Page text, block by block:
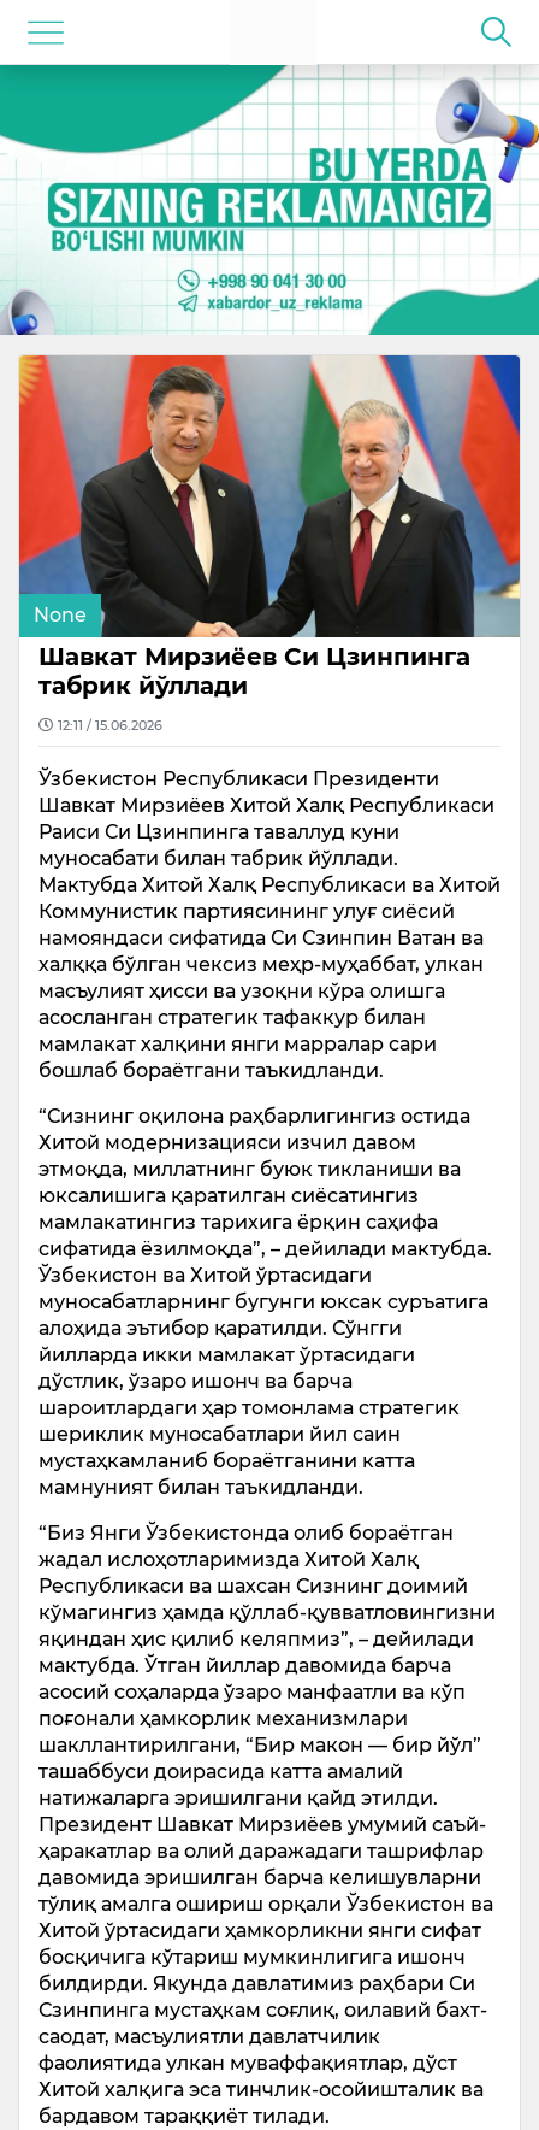
None
Шавкат Мирзиёев Си Цзинпинга
табрик йўллади
12:11 / 15.06.2026
Ўзбекистон Республикаси Президенти
Шавкат Мирзиёев Хитой Халқ Республикаси
Раиси Си Цзинпинга таваллуд куни
муносабати билан табрик йўллади.
Мактубда Хитой Халқ Республикаси ва Хитой
Коммунистик партиясининг улуғ сиёсий
намояндаси сифатида Си Сзинпин Ватан ва
халққа бўлган чексиз меҳр-муҳаббат, улкан
масъулият ҳисси ва узоқни кўра олишга
асосланган стратегик тафаккур билан
мамлакат халқини янги марралар сари
бошлаб бораётгани таъкидланди.
“Сизнинг оқилона раҳбарлигингиз остида
Хитой модернизацияси изчил давом
этмоқда, миллатнинг буюк тикланиши ва
юксалишига қаратилган сиёсатингиз
мамлакатингиз тарихига ёрқин саҳифа
сифатида ёзилмоқда”, – дейилади мактубда.
Ўзбекистон ва Хитой ўртасидаги
муносабатларнинг бугунги юксак суръатига
алоҳида эътибор қаратилди. Сўнгги
йилларда икки мамлакат ўртасидаги
дўстлик, ўзаро ишонч ва барча
шароитлардаги ҳар томонлама стратегик
шериклик муносабатлари йил саин
мустаҳкамланиб бораётганини катта
мамнуният билан таъкидланди.
“Биз Янги Ўзбекистонда олиб бораётган
жадал ислоҳотларимизда Хитой Халқ
Республикаси ва шахсан Сизнинг доимий
кўмагингиз ҳамда қўллаб-қувватловингизни
яқиндан ҳис қилиб келяпмиз”, – дейилади
мактубда. Ўтган йиллар давомида барча
асосий соҳаларда ўзаро манфаатли ва кўп
поғонали ҳамкорлик механизмлари
шакллантирилгани, “Бир макон — бир йўл”
ташаббуси доирасида катта амалий
натижаларга эришилгани қайд этилди.
Президент Шавкат Мирзиёев умумий саъй-
ҳаракатлар ва олий даражадаги ташрифлар
давомида эришилган барча келишувларни
тўлиқ амалга ошириш орқали Ўзбекистон ва
Хитой ўртасидаги ҳамкорликни янги сифат
босқичига кўтариш мумкинлигига ишонч
билдирди. Якунда давлатимиз раҳбари Си
Сзинпинга мустаҳкам соғлиқ, оилавий бахт-
саодат, масъулиятли давлатчилик
фаолиятида улкан муваффақиятлар, дўст
Хитой халқига эса тинчлик-осойишталик ва
бардавом тараққиёт тилади.